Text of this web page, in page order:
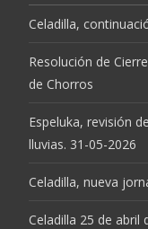
Celadilla,
Resolución de
de Chorros
Espeluka, revisión
lluvias. 31-05-2026
Celadilla, nueva
Celadilla 25 de abril